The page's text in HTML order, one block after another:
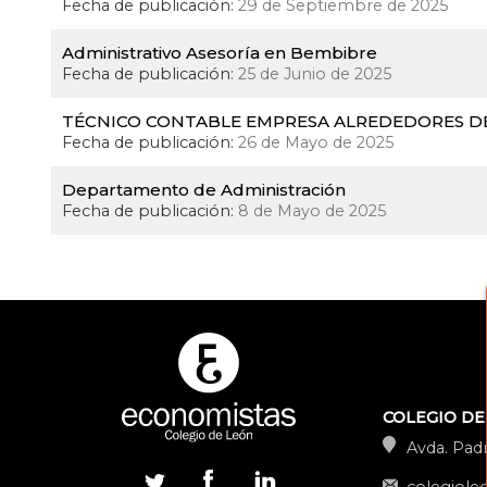
Fecha de publicación: 29 de Septiembre de 2025
Administrativo Asesoría en Bembibre
Fecha de publicación: 25 de Junio de 2025
TÉCNICO CONTABLE EMPRESA ALREDEDORES
Fecha de publicación: 26 de Mayo de 2025
Departamento de Administración
Fecha de publicación: 8 de Mayo de 2025
COLEGIO
Avda.